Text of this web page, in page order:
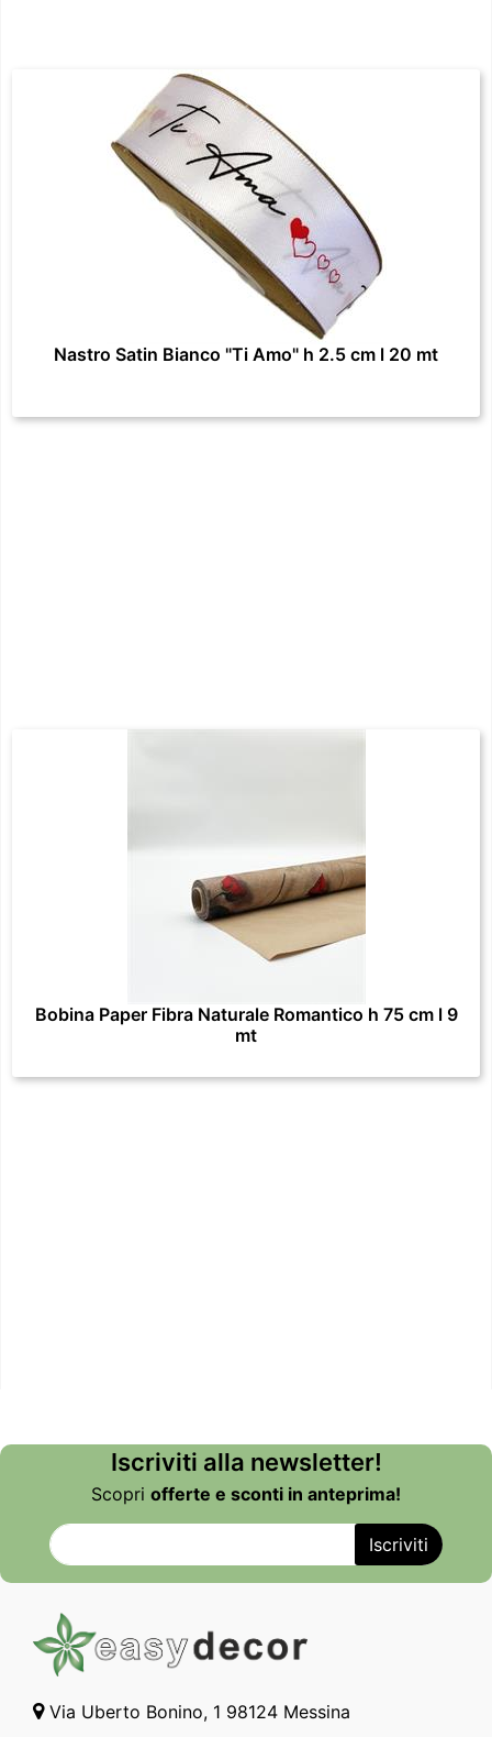
Nastro Satin Bianco "Ti Amo" h 2.5 cm l 20 mt
Bobina Paper Fibra Naturale Romantico h 75 cm l 9
mt
Iscriviti alla newsletter!
Scopri offerte e sconti in anteprima!
Via Uberto Bonino, 1 98124 Messina